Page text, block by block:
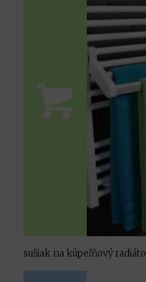
sušiak na kúpeľňový